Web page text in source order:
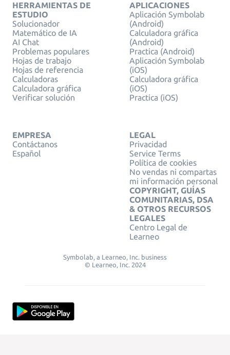
HERRAMIENTAS DE
ESTUDIO
Solucionador
Matemático de IA
AI Chat
Problemas populares
Hojas de trabajo
Hojas de referencia
Calculadoras
Calculadora gráfica
Verificar solución
APLICACIONES
Aplicación Symbolab
(Android)
Calculadora gráfica
(Android)
Practica (Android)
Aplicación Symbolab
(iOS)
Calculadora gráfica
(iOS)
Practica (iOS)
EMPRESA
Contáctanos
Español
LEGAL
Privacidad
Service Terms
Política de cookies
No vendas ni compartas
mi información personal
COPYRIGHT, GUÍAS
COMUNITARIAS, DSA
& OTROS RECURSOS
LEGALES
Centro Legal de
Learneo
Symbolab, a Learneo, Inc. business
© Learneo, Inc. 2024